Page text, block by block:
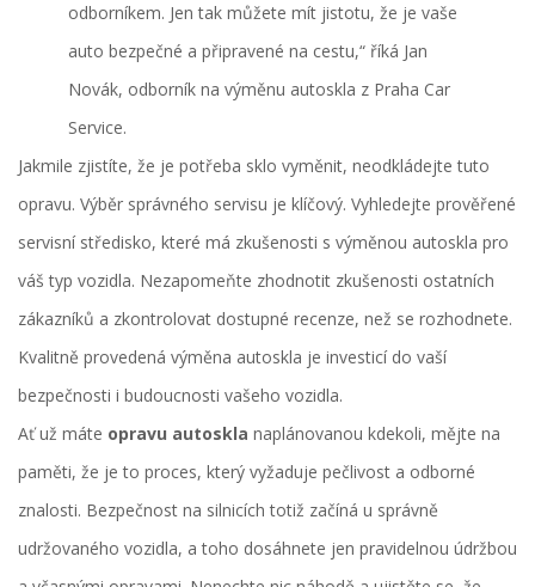
odborníkem. Jen tak můžete mít jistotu, že je vaše
auto bezpečné a připravené na cestu,“ říká Jan
Novák, odborník na výměnu autoskla z Praha Car
Service.
Jakmile zjistíte, že je potřeba sklo vyměnit, neodkládejte tuto
opravu. Výběr správného servisu je klíčový. Vyhledejte prověřené
servisní středisko, které má zkušenosti s výměnou autoskla pro
váš typ vozidla. Nezapomeňte zhodnotit zkušenosti ostatních
zákazníků a zkontrolovat dostupné recenze, než se rozhodnete.
Kvalitně provedená výměna autoskla je investicí do vaší
bezpečnosti i budoucnosti vašeho vozidla.
Ať už máte opravu autoskla naplánovanou kdekoli, mějte na
paměti, že je to proces, který vyžaduje pečlivost a odborné
znalosti. Bezpečnost na silnicích totiž začíná u správně
udržovaného vozidla, a toho dosáhnete jen pravidelnou údržbou